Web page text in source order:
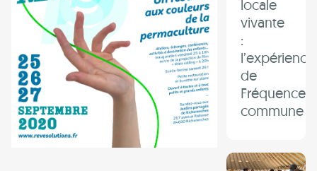
locale
vivante
:
l’expérience
de
Fréquence
commune